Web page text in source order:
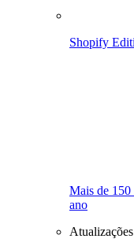
Shopify
Mais de 150
ano